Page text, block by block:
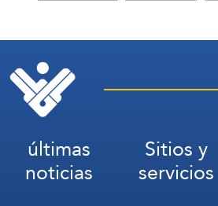
últimas
noticias
Sitios y
servicios